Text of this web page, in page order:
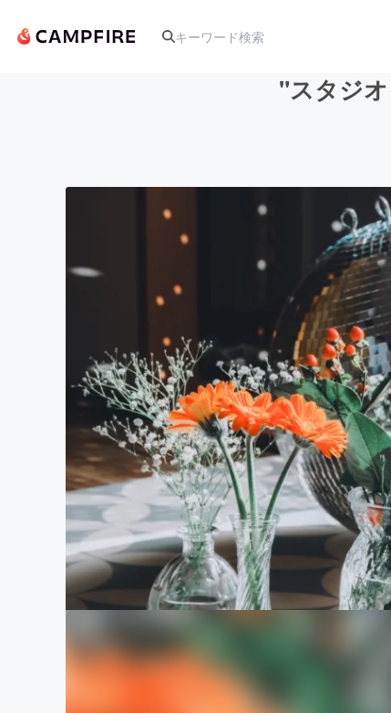
テクノロジー・ガジェット
ビジネス・起業
まちづくり・地域活性化
"スタジ